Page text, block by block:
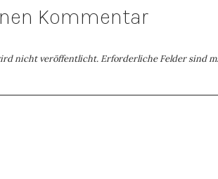
Kommentar
nicht veröffentlicht. Erforderliche Felder sind